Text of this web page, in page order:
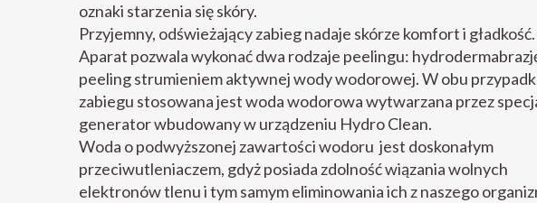
oznaki starzenia się skóry.
Przyjemny, odświeżający zabieg nadaje skórze komfort i gładkość.
Aparat pozwala wykonać dwa rodzaje peelingu:
peeling strumieniem aktywnej wody wodorowej. W obu
zabiegu stosowana jest woda wodorowa wytwarzana przez
generator wbudowany w urządzeniu Hydro Clean.
Woda o podwyższonej zawartości wodoru jest doskonałym
przeciwutleniaczem, gdyż posiada zdolność wiązania wolnych
elektronów tlenu i tym samym eliminowania ich z naszego